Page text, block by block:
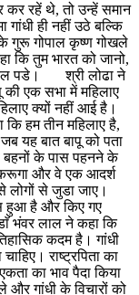
कर रहें थे, तो उन्हें समान
गांधी ही नहीं उठे बल्कि
गुरू गोपाल कृष्ण गोखले
कि तुम भारत को जानो,
पडे। श्री लोढा ने
एक सभा में महिलाए
क्यों नहीं आई है।
कि हम तीन महिलाए है,
यह बात बापू को पता
बहनों के पास पहनने के
करूगा और वे एक आदर्श
लोगों से जुडा जाए।
हुआ है और किए गए
भंवर लाल ने कहा कि
कदम है। गांधी
राष्ट्रपिता का
का भाव पैदा किया
गांधी के विचारों को